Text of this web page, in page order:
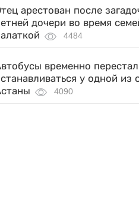
арестован после
дочери во время
4484
временно
у одной из
4090